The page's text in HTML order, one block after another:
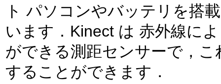
ト パソコンやバッテリを搭
います．Kinect は 赤外線に
ができる測距センサーで，
することができます．